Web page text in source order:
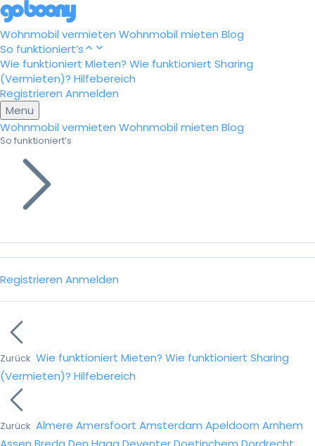
Wohnmobil vermieten Wohnmobil mieten Blog
So funktioniert’s
Wie funktioniert Mieten? Wie funktioniert Sharing
(Vermieten)? Hilfebereich
Registrieren Anmelden
Menu
Wohnmobil vermieten Wohnmobil mieten Blog
So funktioniert’s
Registrieren Anmelden
Zurück Wie funktioniert Mieten? Wie funktioniert Sharing
(Vermieten)? Hilfebereich
Zurück Almere Amersfoort Amsterdam Apeldoorn Arnhem